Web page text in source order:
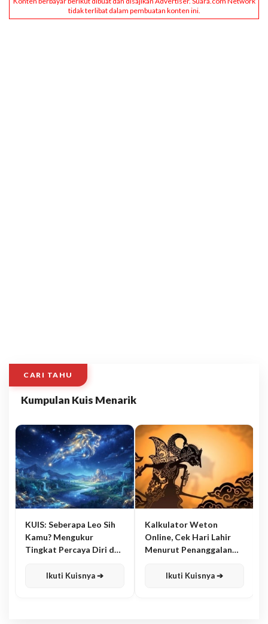
CARI TAHU
Kumpulan Kuis Menarik
KUIS: Seberapa Leo Sih
Kamu? Mengukur
Tingkat Percaya Diri dan
Ikuti Kuisnya ➔
Kalkulator Weton
Online, Cek Hari Lahir
Menurut Penanggalan
Ikuti Kuisnya ➔